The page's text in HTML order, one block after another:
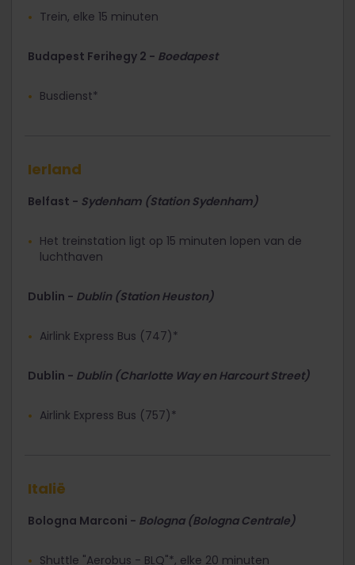
Trein, elke 15 minuten
Budapest Ferihegy 2 - Boedapest
Busdienst*
Ierland
Belfast - Sydenham (Station Sydenham)
Het treinstation ligt op 15 minuten lopen van de
luchthaven
Dublin - Dublin (Station Heuston)
Airlink Express Bus (747)*
Dublin - Dublin (Charlotte Way en Harcourt Street)
Airlink Express Bus (757)*
Italië
Bologna Marconi - Bologna (Bologna Centrale)
Shuttle "Aerobus - BLQ"*, elke 20 minuten